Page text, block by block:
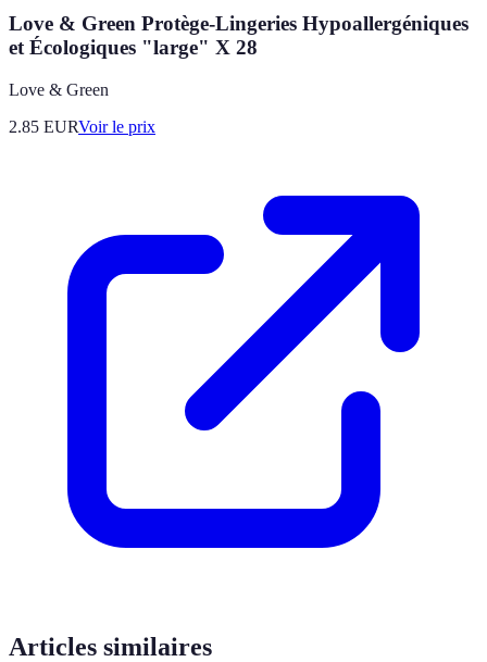
Love & Green Protège-Lingeries Hypoallergéniques
et Écologiques "large" X 28
Love & Green
2.85 EURVoir le prix
Articles similaires